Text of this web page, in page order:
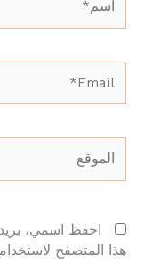
احفظ اسمي،
هذا المتصفح